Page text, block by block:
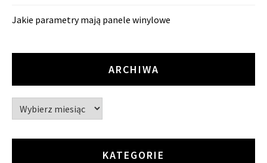
Jakie parametry mają panele winylowe
ARCHIWA
Archiwa
KATEGORIE